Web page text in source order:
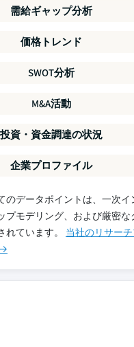
需給ギャップ分析
価格トレンド
SWOT分析
M&A活動
投資・資金調達の状況
企業プロファイル
のデータポイントは、一次イ
プモデリング、および厳密な
れています。 当社のリサー